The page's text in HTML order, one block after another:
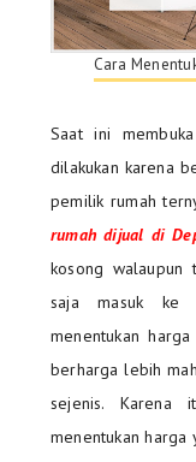
Cara
Saat ini
dilakukan karena
pemilik rumah
rumah dijual di
kosong walaupun
saja masuk ke
menentukan
berharga lebih
sejenis. Karena
menentukan harga